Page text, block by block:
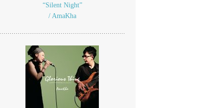
“Silent Night”
/ AmaKha